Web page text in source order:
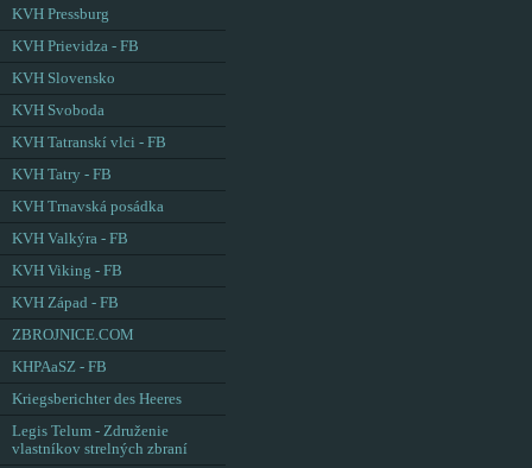
KVH Pressburg
KVH Prievidza - FB
KVH Slovensko
KVH Svoboda
KVH Tatranskí vlci - FB
KVH Tatry - FB
KVH Trnavská posádka
KVH Valkýra - FB
KVH Viking - FB
KVH Západ - FB
ZBROJNICE.COM
KHPAaSZ - FB
Kriegsberichter des Heeres
Legis Telum - Združenie
vlastníkov strelných zbraní